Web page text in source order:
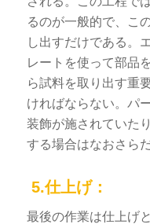
るのが一般的で、こ
し出すだけである。
レートを使って部品
ら試料を取り出す重
ければならない。パ
装飾が施されていた
する場合はなおさらだ
5.仕上げ：
最後の作業は仕上げ